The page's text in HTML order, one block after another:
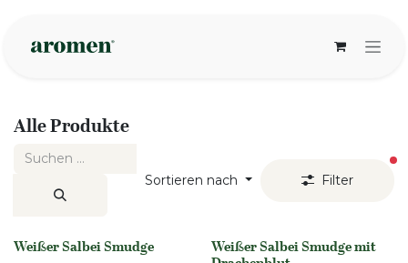
Alle Produkte
Sortieren nach Filter
None
Weißer Salbei Smudge None
Weißer Salbei Smudge mit